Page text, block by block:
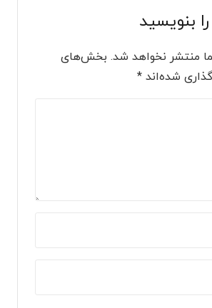
بنویسید
منتشر نخواهد شد. بخش‌های
شده‌اند *